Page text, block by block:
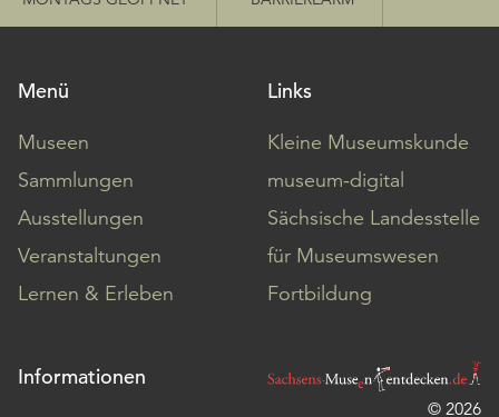
Menü
Museen
Sammlungen
Ausstellungen
Veranstaltungen
Lernen & Erleben
Links
Kleine Museumskunde
museum-digital
Sächsische Landesstelle
für Museumswesen
Fortbildung
Informationen
© 2026